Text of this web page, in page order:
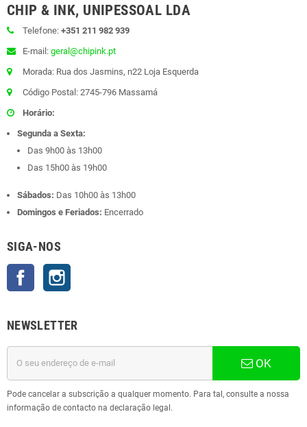
CHIP & INK, UNIPESSOAL LDA
Telefone: +351 211 982 939
E-mail: geral@chipink.pt
Morada: Rua dos Jasmins, n22 Loja Esquerda
Código Postal: 2745-796 Massamá
Horário:
Segunda a Sexta:
Das 9h00 às 13h00
Das 15h00 às 19h00
Sábados: Das 10h00 às 13h00
Domingos e Feriados: Encerrado
SIGA-NOS
Facebook
NEWSLETTER
OK
Pode cancelar a subscrição a qualquer momento. Para tal, consulte a nossa
informação de contacto na declaração legal.